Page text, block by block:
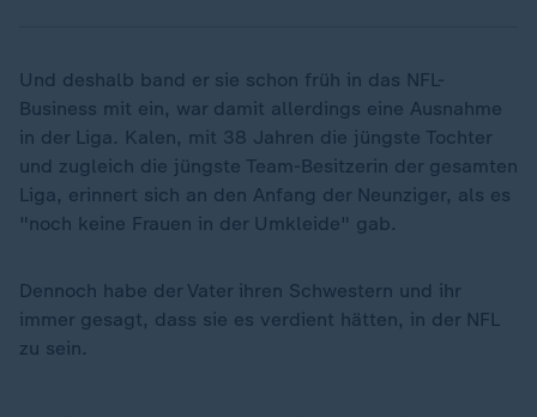
Und deshalb band er sie schon früh in das NFL-
Business mit ein, war damit allerdings eine Ausnahme
in der Liga. Kalen, mit 38 Jahren die jüngste Tochter
und zugleich die jüngste Team-Besitzerin der gesamten
Liga, erinnert sich an den Anfang der Neunziger, als es
"noch keine Frauen in der Umkleide" gab.
Dennoch habe der Vater ihren Schwestern und ihr
immer gesagt, dass sie es verdient hätten, in der NFL
zu sein.